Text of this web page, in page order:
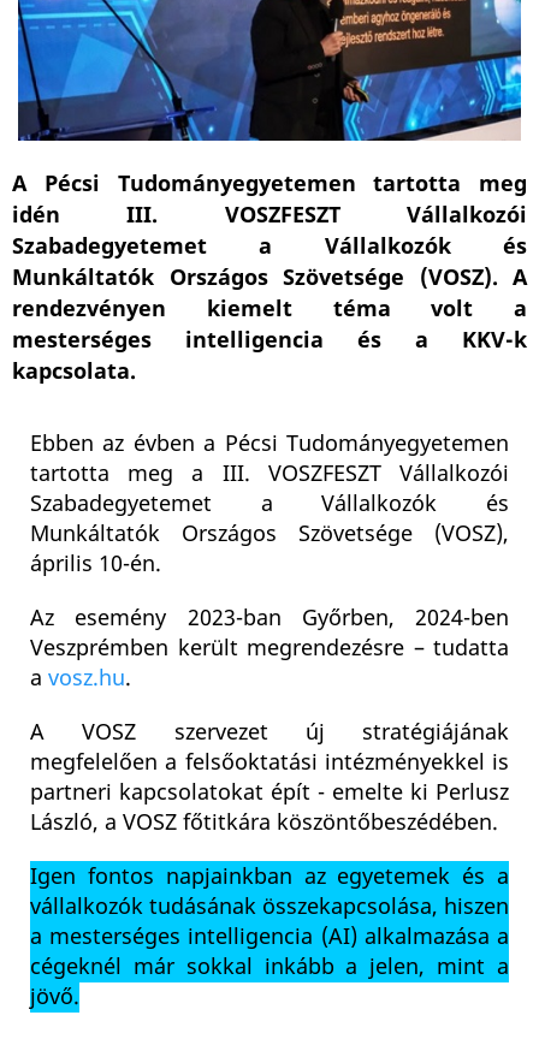
A Pécsi Tudományegyetemen tartotta meg
idén III. VOSZFESZT Vállalkozói
Szabadegyetemet a Vállalkozók és
Munkáltatók Országos Szövetsége (VOSZ). A
rendezvényen kiemelt téma volt a
mesterséges intelligencia és a KKV-k
kapcsolata.
Ebben az évben a Pécsi Tudományegyetemen
tartotta meg a III. VOSZFESZT Vállalkozói
Szabadegyetemet a Vállalkozók és
Munkáltatók Országos Szövetsége (VOSZ),
április 10-én.
Az esemény 2023-ban Győrben, 2024-ben
Veszprémben került megrendezésre – tudatta
a vosz.hu.
A VOSZ szervezet új stratégiájának
megfelelően a felsőoktatási intézményekkel is
partneri kapcsolatokat épít - emelte ki Perlusz
László, a VOSZ főtitkára köszöntőbeszédében.
Igen fontos napjainkban az egyetemek és a
vállalkozók tudásának összekapcsolása, hiszen
a mesterséges intelligencia (AI) alkalmazása a
cégeknél már sokkal inkább a jelen, mint a
jövő.